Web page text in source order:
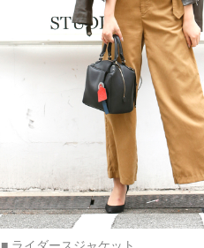
■ ライダースジャケット